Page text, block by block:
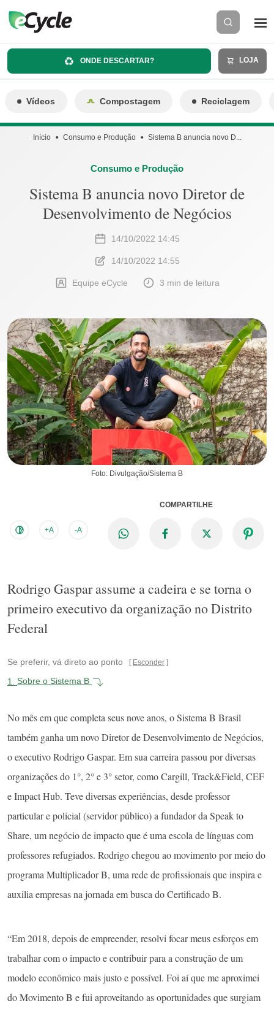
ONDE DESCARTAR? LOJA
Vídeos Compostagem Reciclagem
Início Consumo e Produção Sistema B anuncia novo D...
Consumo e Produção
Sistema B anuncia novo Diretor de
Desenvolvimento de Negócios
14/10/2022 14:45
14/10/2022 14:55
Equipe eCycle 3 min de leitura
Foto: Divulgação/Sistema B
+A -A
COMPARTILHE
Rodrigo Gaspar assume a cadeira e se torna o
primeiro executivo da organização no Distrito
Federal
Se preferir, vá direto ao ponto Esconder
1. Sobre o Sistema B
No mês em que completa seus nove anos, o Sistema B Brasil
também ganha um novo Diretor de Desenvolvimento de Negócios,
o executivo Rodrigo Gaspar. Em sua carreira passou por diversas
organizações do 1°, 2° e 3° setor, como Cargill, Track&Field, CEF
e Impact Hub. Teve diversas experiências, desde professor
particular e policial (servidor público) a fundador da Speak to
Share, um negócio de impacto que é uma escola de línguas com
professores refugiados. Rodrigo chegou ao movimento por meio do
programa Multiplicador B, uma rede de profissionais que inspira e
auxilia empresas na jornada em busca do Certificado B.
“Em 2018, depois de empreender, resolvi focar meus esforços em
trabalhar com o impacto e contribuir para a construção de um
modelo econômico mais justo e possível. Foi aí que me aproximei
do Movimento B e fui aproveitando as oportunidades que surgiam